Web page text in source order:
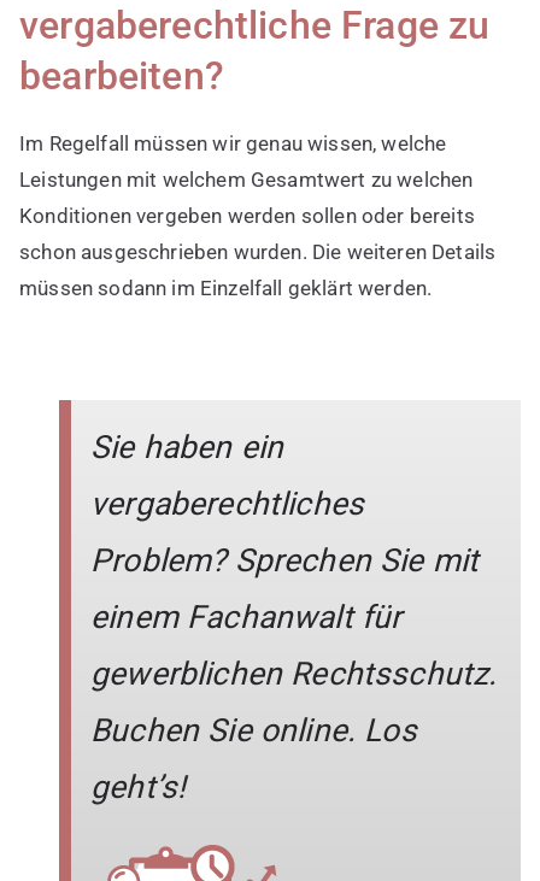
vergaberechtliche Frage zu
bearbeiten?
Im Regelfall müssen wir genau wissen, welche
Leistungen mit welchem Gesamtwert zu welchen
Konditionen vergeben werden sollen oder bereits
schon ausgeschrieben wurden. Die weiteren Details
müssen sodann im Einzelfall geklärt werden.
Sie haben ein
vergaberechtliches
Problem? Sprechen Sie mit
einem Fachanwalt für
gewerblichen Rechtsschutz.
Buchen Sie online. Los
geht’s!